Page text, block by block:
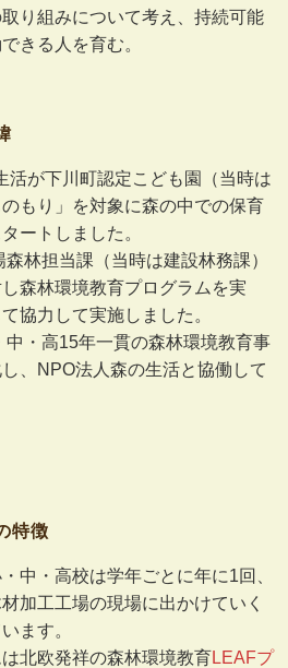
り組みについて考え、持続可能
きる人を育む。
活が下川町認定こども園（当時は
もり」を対象に森の中での保育
ートしました。
林担当課（当時は建設林務課）
森林環境教育プログラムを実
協力して実施しました。
・高15年一貫の森林環境教育事
、NPO法人森の生活と協働して
特徴
中・高校は学年ごとに年に1回、
加工工場の現場に出かけていく
ます。
北欧発祥の森林環境教育LEAFプ